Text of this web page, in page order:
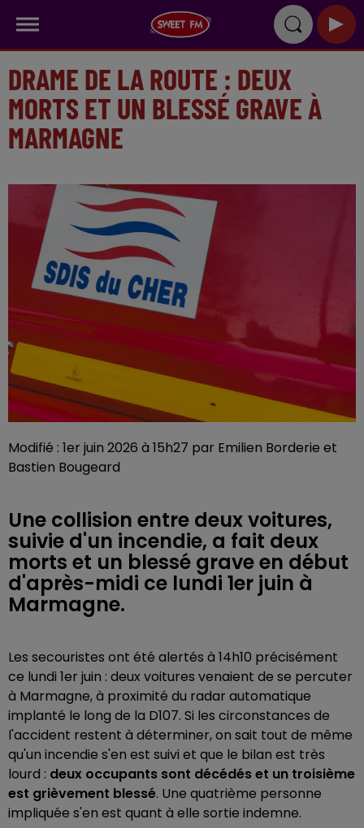
DRAME DE LA ROUTE : DEUX
MORTS ET UN BLESSÉ GRAVE À
MARMAGNE
Modifié : 1er juin 2026 à 15h27 par Emilien Borderie et
Bastien Bougeard
Une collision entre deux voitures,
suivie d'un incendie, a fait deux
morts et un blessé grave en début
d'après-midi ce lundi 1er juin à
Marmagne.
Les secouristes ont été alertés à 14h10 précisément
ce lundi 1er juin : deux voitures venaient de se percuter
à Marmagne, à proximité du radar automatique
implanté le long de la D107. Si les circonstances de
l'accident restent à déterminer, on sait tout de même
qu'un incendie s'en est suivi et que le bilan est très
lourd : deux occupants sont décédés et un troisième
est grièvement blessé. Une quatrième personne
impliquée s'en est quant à elle sortie indemne.